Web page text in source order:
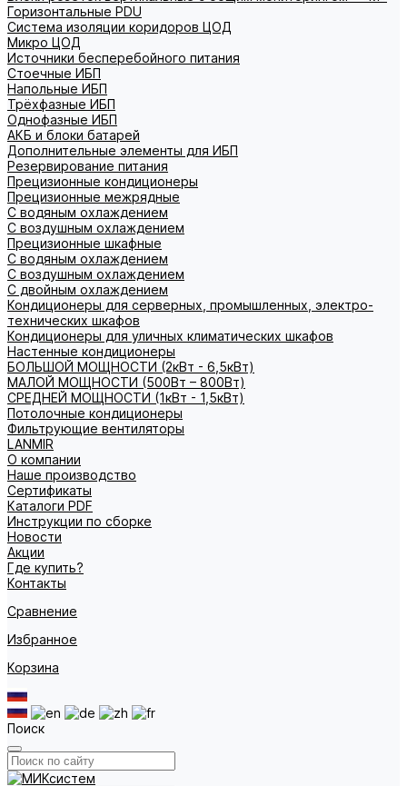
Горизонтальные PDU
Система изоляции коридоров ЦОД
Микро ЦОД
Источники бесперебойного питания
Стоечные ИБП
Напольные ИБП
Трёхфазные ИБП
Однофазные ИБП
АКБ и блоки батарей
Дополнительные элементы для ИБП
Резервирование питания
Прецизионные кондиционеры
Прецизионные межрядные
С водяным охлаждением
С воздушным охлаждением
Прецизионные шкафные
С водяным охлаждением
С воздушным охлаждением
С двойным охлаждением
Кондиционеры для серверных, промышленных, электро-
технических шкафов
Кондиционеры для уличных климатических шкафов
Настенные кондиционеры
БОЛЬШОЙ МОЩНОСТИ (2кВт - 6,5кВт)
МАЛОЙ МОЩНОСТИ (500Вт – 800Вт)
СРЕДНЕЙ МОЩНОСТИ (1кВт - 1,5кВт)
Потолочные кондиционеры
Фильтрующие вентиляторы
LANMIR
О компании
Наше производство
Сертификаты
Каталоги PDF
Инструкции по сборке
Новости
Акции
Где купить?
Контакты
Сравнение
Избранное
Корзина
Поиск